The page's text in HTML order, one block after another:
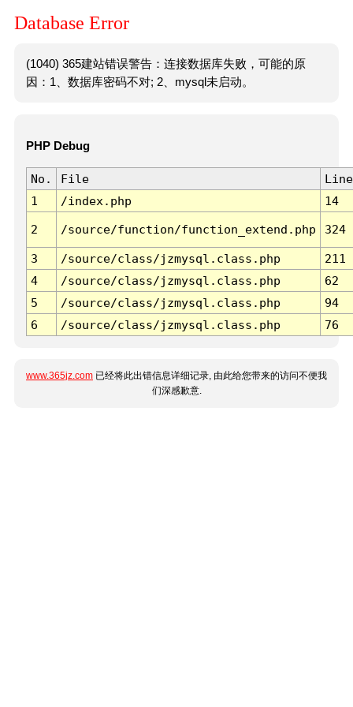
Database Error
(1040) 365建站错误警告：连接数据库失败，可能的原
因：1、数据库密码不对; 2、mysql未启动。
PHP Debug
No. File
Line
1
/index.php 14
2 /source/function/function_extend.php 324
3 /source/class/jzmysql.class.php
211
4
/source/class/jzmysql.class.php
62
5
/source/class/jzmysql.class.php
94
6
/source/class/jzmysql.class.php 76
www.365jz.com 已经将此出错信息详细记录, 由此给您带来的访问不便我
们深感歉意.